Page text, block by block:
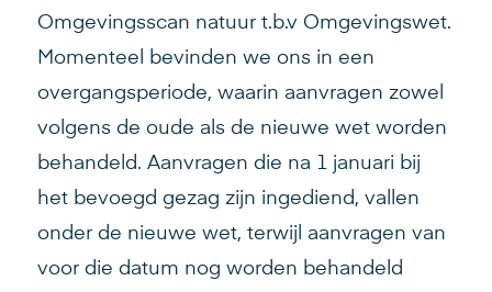
Omgevingsscan natuur t.b.v Omgevingswet.
Momenteel bevinden we ons in een
overgangsperiode, waarin aanvragen zowel
volgens de oude als de nieuwe wet worden
behandeld. Aanvragen die na 1 januari bij
het bevoegd gezag zijn ingediend, vallen
onder de nieuwe wet, terwijl aanvragen van
voor die datum nog worden behandeld